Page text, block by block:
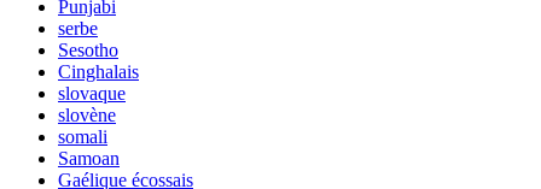
Punjabi
serbe
Sesotho
Cinghalais
slovaque
slovène
somali
Samoan
Gaélique écossais